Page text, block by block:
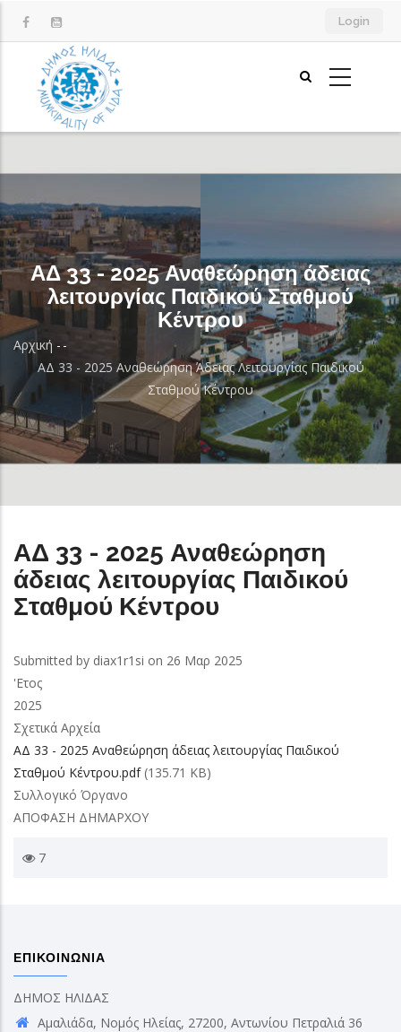
προς
περιεχόμενο
Login
ΑΔ 33 - 2025 Αναθεώρηση άδειας
λειτουργίας Παιδικού Σταθμού
Κέντρου
Breadcrumb
Αρχική - -
ΑΔ 33 - 2025 Αναθεώρηση Άδειας Λειτουργίας Παιδικού
Σταθμού Κέντρου
ΑΔ 33 - 2025 Αναθεώρηση
άδειας λειτουργίας Παιδικού
Σταθμού Κέντρου
Submitted by diax1r1si on 26 Μαρ 2025
'Ετος
2025
Σχετικά Αρχεία
ΑΔ 33 - 2025 Αναθεώρηση άδειας λειτουργίας Παιδικού
Σταθμού Κέντρου.pdf (135.71 KB)
Συλλογικό Όργανο
ΑΠΟΦΑΣΗ ΔΗΜΑΡΧΟΥ
7
ΕΠΙΚΟΙΝΩΝΙΑ
ΔΗΜΟΣ ΗΛΙΔΑΣ
Αμαλιάδα, Νομός Ηλείας, 27200, Αντωνίου Πετραλιά 36